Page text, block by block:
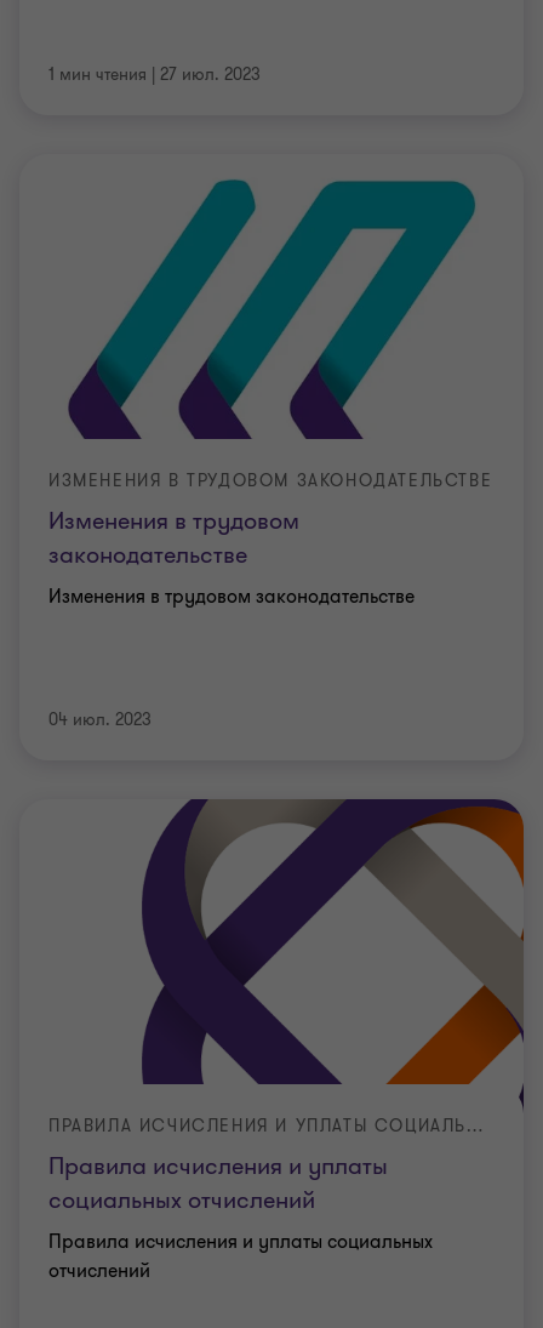
1 мин чтения | 27 июл. 2023
Изменения в трудовом
законодательстве
ИЗМЕНЕНИЯ В ТРУДОВОМ ЗАКОНОДАТЕЛЬСТВЕ
Изменения в трудовом законодательстве
04 июл. 2023
Правила исчисления и уплаты
социальных отчислений
ПРАВИЛА ИСЧИСЛЕНИЯ И УПЛАТЫ СОЦИАЛЬНЫХ ОТЧИСЛЕНИЙ
Правила исчисления и уплаты социальных
отчислений